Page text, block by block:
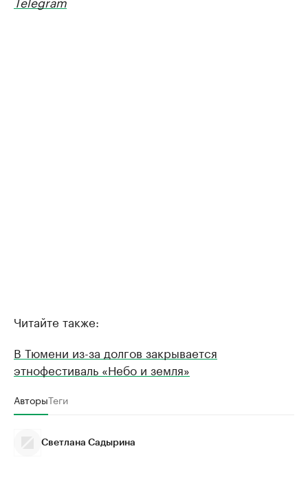
Читайте также:
В Тюмени из-за долгов закрывается
этнофестиваль «Небо и земля»
АвторыТеги
Светлана Садырина